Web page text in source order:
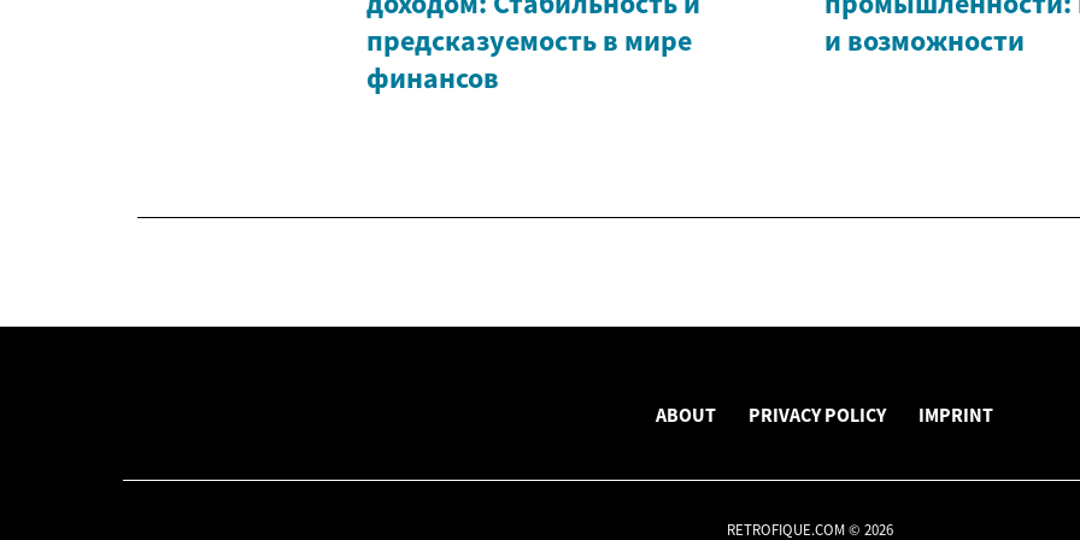
предсказуемость в мире
финансов
и возможности
ABOUT PRIVACY POLICY IMPRINT
RETROFIQUE.COM © 2026